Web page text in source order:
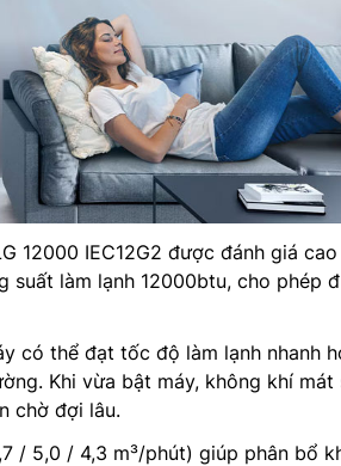
12000 IEC12G2 được đánh giá
suất làm lạnh 12000btu, cho phép
có thể đạt tốc độ làm lạnh nhanh
Khi vừa bật máy, không khí mát
chờ đợi lâu.
/ 5,0 / 4,3 m³/phút) giúp phân bổ